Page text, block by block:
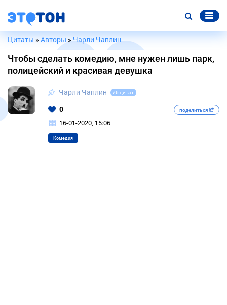
Цитаты » Авторы »Чарли Чаплин
Чтобы сделать комедию, мне нужен лишь парк,
полицейский и красивая девушка
Чарли Чаплин 76 цитат
0 поделиться
16-01-2020, 15:06
Комедия